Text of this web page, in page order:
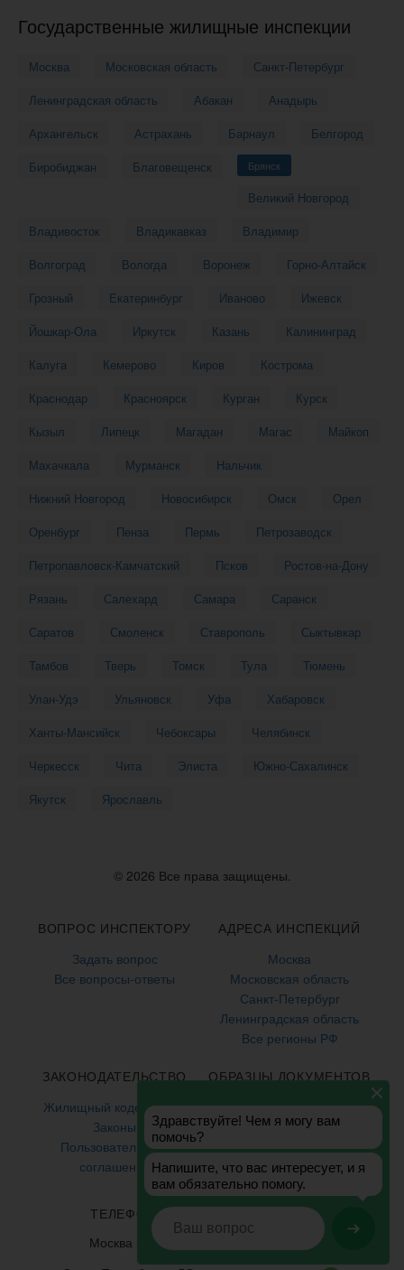
Государственные жилищные инспекции
Москва Московская область
Санкт-Петербург
Ленинградская область
Абакан
Анадырь
Архангельск
Астрахань Барнаул
Белгород
Биробиджан
Благовещенск Брянск
Великий Новгород
Владивосток
Владикавказ
Владимир
Волгоград
Вологда Воронеж
Горно-Алтайск
Грозный
Екатеринбург Иваново
Ижевск
Йошкар-Ола
Иркутск Казань
Калининград
Калуга
Кемерово Киров
Кострома
Краснодар
Красноярск Курган
Курск
Кызыл
Липецк Магадан Магас
Майкоп
Махачкала
Мурманск
Нальчик
Нижний Новгород
Новосибирск Омск
Орел
Оренбург
Пенза Пермь
Петрозаводск
Петропавловск-Камчатский
Псков
Ростов-на-Дону
Рязань
Салехард Самара
Саранск
Саратов
Смоленск Ставрополь
Сыктывкар
Тамбов
Тверь Томск Тула
Тюмень
Улан-Удэ
Ульяновск Уфа
Хабаровск
Ханты-Мансийск
Чебоксары
Челябинск
Черкесск
Чита Элиста
Южно-Сахалинск
Якутск
Ярославль
© 2026 Все права защищены.
ВОПРОС ИНСПЕКТОРУ
Задать вопрос
Все вопросы-ответы
АДРЕСА ИНСПЕКЦИЙ
Москва
Московская область
Санкт-Петербург
Ленинградская область
Все регионы РФ
ЗАКОНОДАТЕЛЬСТВО
Жилищный кодекс 2024
Законы
Пользовательское
соглашение
ОБРАЗЦЫ ДОКУМЕНТОВ
Заявления
Жалобы
ТЕЛЕФОНЫ ГОРЯЧЕЙ ЛИНИИ
Москва и МО: +7 (499) 938-86-71